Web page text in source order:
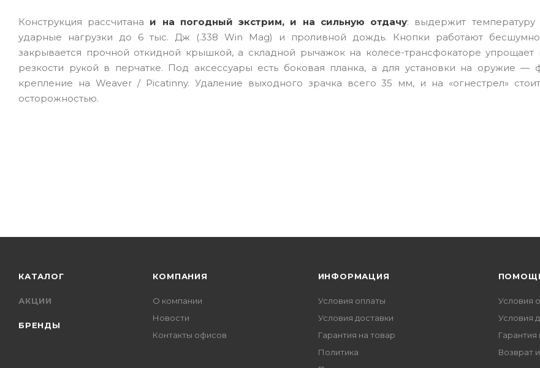
Конструкция рассчитана и на погодный экстрим, и на сильную отдачу: выдержит температуру
ударные нагрузки до 6 тыс. Дж (.338 Win Mag) и проливной дождь. Кнопки работают
закрывается прочной откидной крышкой, а складной рычажок на колесе-трансфокаторе упрощает
резкости рукой в перчатке. Под аксессуары есть боковая планка, а для установки на оружие —
крепление на Weaver / Picatinny. Удаление выходного зрачка всего 35 мм, и на «огнестрел»
осторожностью.
КАТАЛОГ
АКЦИИ
БРЕНДЫ
КОМПАНИЯ
О компании
Новости
Контакты офисов
ИНФОРМАЦИЯ
Условия оплаты
Условия доставки
Гарантия на товар
Политика
Условия
Условия
Гарантия
Возврат